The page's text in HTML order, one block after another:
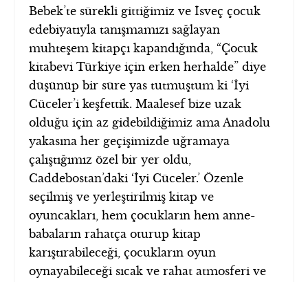
Bebek’te sürekli gittiğimiz ve İsveç çocuk
edebiyatıyla tanışmamızı sağlayan
muhteşem kitapçı kapandığında, “Çocuk
kitabevi Türkiye için erken herhalde” diye
düşünüp bir süre yas tutmuştum ki ‘İyi
Cüceler’i keşfettik. Maalesef bize uzak
olduğu için az gidebildiğimiz ama Anadolu
yakasına her geçişimizde uğramaya
çalıştığımız özel bir yer oldu,
Caddebostan’daki ‘İyi Cüceler.’ Özenle
seçilmiş ve yerleştirilmiş kitap ve
oyuncakları, hem çocukların hem anne-
babaların rahatça oturup kitap
karıştırabileceği, çocukların oyun
oynayabileceği sıcak ve rahat atmosferi ve